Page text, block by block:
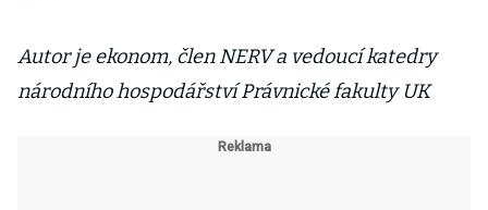
Autor je ekonom, člen NERV a vedoucí katedry
národního hospodářství Právnické fakulty UK